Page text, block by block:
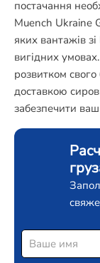
постачання
Muench Ukraine
яких вантажів
вигідних
розвитком
доставкою
забезпечити ваш